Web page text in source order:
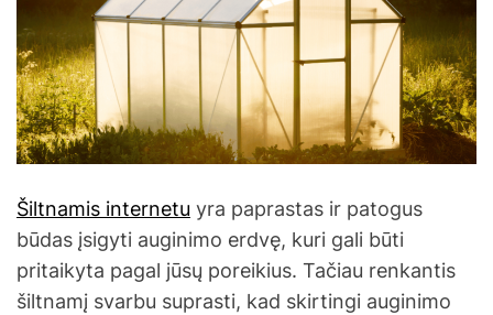
m
a
e
r
e
a
d
t
m
e
Šiltnamis internetu yra paprastas ir patogus
būdas įsigyti auginimo erdvę, kuri gali būti
pritaikyta pagal jūsų poreikius. Tačiau renkantis
šiltnamį svarbu suprasti, kad skirtingi auginimo